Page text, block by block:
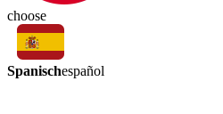
choose
Spanischespañol